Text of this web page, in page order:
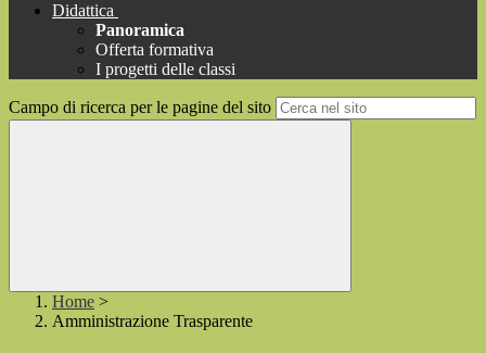
Didattica
Panoramica
Offerta formativa
I progetti delle classi
Campo di ricerca per le pagine del sito
Home >
Amministrazione Trasparente